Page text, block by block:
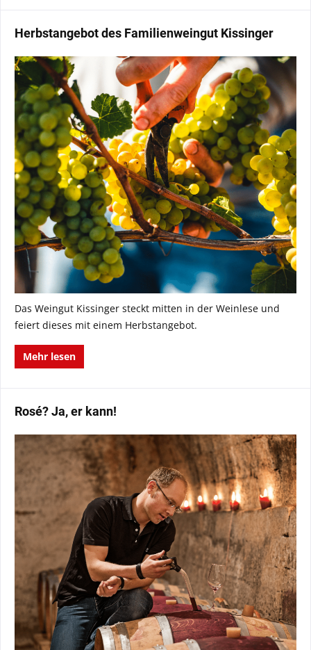
Herbstangebot des Familienweingut Kissinger
Das Weingut Kissinger steckt mitten in der Weinlese und
feiert dieses mit einem Herbstangebot.
Mehr lesen
Rosé? Ja, er kann!